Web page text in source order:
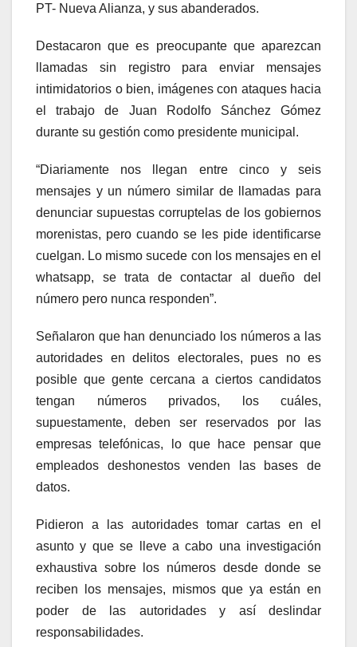
PT- Nueva Alianza, y sus abanderados.
Destacaron que es preocupante que aparezcan
llamadas sin registro para enviar mensajes
intimidatorios o bien, imágenes con ataques hacia
el trabajo de Juan Rodolfo Sánchez Gómez
durante su gestión como presidente municipal.
“Diariamente nos llegan entre cinco y seis
mensajes y un número similar de llamadas para
denunciar supuestas corruptelas de los gobiernos
morenistas, pero cuando se les pide identificarse
cuelgan. Lo mismo sucede con los mensajes en el
whatsapp, se trata de contactar al dueño del
número pero nunca responden”.
Señalaron que han denunciado los números a las
autoridades en delitos electorales, pues no es
posible que gente cercana a ciertos candidatos
tengan números privados, los cuáles,
supuestamente, deben ser reservados por las
empresas telefónicas, lo que hace pensar que
empleados deshonestos venden las bases de
datos.
Pidieron a las autoridades tomar cartas en el
asunto y que se lleve a cabo una investigación
exhaustiva sobre los números desde donde se
reciben los mensajes, mismos que ya están en
poder de las autoridades y así deslindar
responsabilidades.